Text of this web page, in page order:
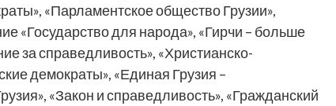
«Парламентское общество Грузии»,
«Государство для народа», «Гирчи – больше
за справедливость», «Христианско-
демократы», «Единая Грузия –
«Закон и справедливость», «Гражданский